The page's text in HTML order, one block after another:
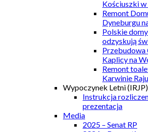
Kościuszki
Remont
Dyneburgu
Polskie
odzyskują
Przebudowa
Kaplicy na
Remont
Karwinie Raju
Wypoczynek Letni (IRJP)
Instrukcja
prezentacja
Media
2025 – Senat RP